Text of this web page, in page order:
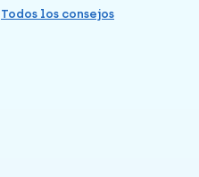
Todos los consejos